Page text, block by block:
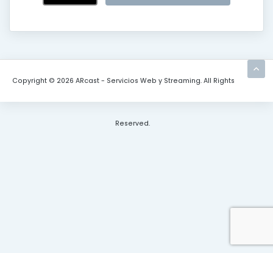
Copyright © 2026 ARcast - Servicios Web y Streaming. All Rights
Reserved.